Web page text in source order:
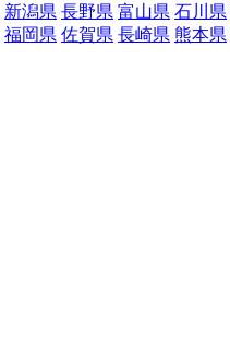
新潟県 長野県 富山県 石川県
福岡県 佐賀県 長崎県 熊本県